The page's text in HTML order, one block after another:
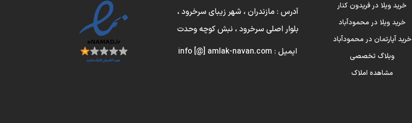
خرید ویلا در فریدون کنار
خرید ویلا در محمودآباد
خرید آپارتمان در محمودآباد
وبلاگ تخصصی
مشاهده املاک
آدرس : مازندران ، شهر زیبای سرخرود ،
بلوار اصلی سرخرود ، نبش کوچه وحدت
ایمیل : info [@] amlak-navan.com